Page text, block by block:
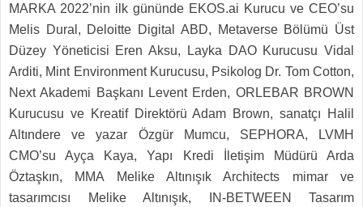
MARKA 2022’nin ilk gününde EKOS.ai Kurucu ve CEO’su
Melis Dural, Deloitte Digital ABD, Metaverse Bölümü Üst
Düzey Yöneticisi Eren Aksu, Layka DAO Kurucusu Vidal
Arditi, Mint Environment Kurucusu, Psikolog Dr. Tom Cotton,
Next Akademi Başkanı Levent Erden, ORLEBAR BROWN
Kurucusu ve Kreatif Direktörü Adam Brown, sanatçı Halil
Altındere ve yazar Özgür Mumcu, SEPHORA, LVMH
CMO’su Ayça Kaya, Yapı Kredi İletişim Müdürü Arda
Öztaşkın, MMA Melike Altınışık Architects mimar ve
tasarımcısı Melike Altınışık, IN-BETWEEN Tasarım